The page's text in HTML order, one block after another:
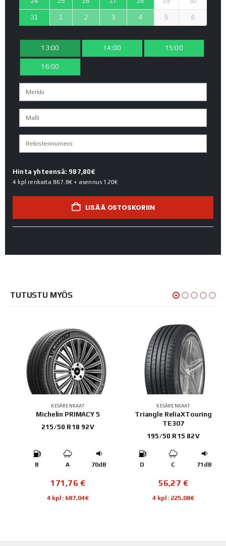
31 1 2 3 4 5 6
13:00 14:00 15:00
16:00
Hinta yhteensä: 987,80€
4 kpl renkaita 867.8€ + asennus 120€
LISÄÄ OSTOSKORIIN
TUTUSTU MYÖS
KESÄRENKAAT
Triangle ReliaXTouring
TE307
D C 71dB
56,27 €
4 kpl: 225,08€
KESÄRENKAAT
Continental
PremiumContact 7
225/50 R17 94Y
C A 71dB
169,22€
4 kpl: 676,88€